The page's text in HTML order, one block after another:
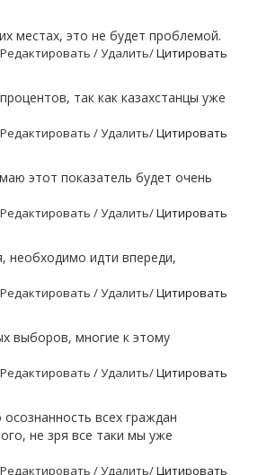
местах, это не будет проблемой.
Редактировать / Удалить/Цитировать
так как казахстанцы уже
Редактировать / Удалить/Цитировать
этот показатель будет очень
Редактировать / Удалить/Цитировать
необходимо идти впереди,
Редактировать / Удалить/Цитировать
выборов, многие к этому
Редактировать / Удалить/Цитировать
всех граждан
не зря все таки мы уже
Редактировать / Удалить/Цитировать